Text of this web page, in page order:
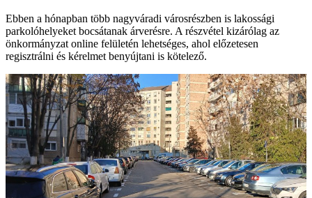
Ebben a hónapban több nagyváradi városrészben is lakossági
parkolóhelyeket bocsátanak árverésre. A részvétel kizárólag az
önkormányzat online felületén lehetséges, ahol előzetesen
regisztrálni és kérelmet benyújtani is kötelező.